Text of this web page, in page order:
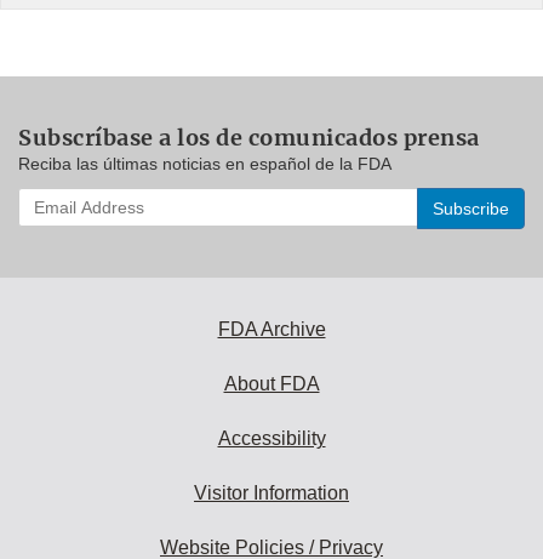
Subscríbase a los de comunicados prensa
Reciba las últimas noticias en español de la FDA
Enter
your
FDA Archive
About FDA
Accessibility
Visitor Information
Website Policies / Privacy